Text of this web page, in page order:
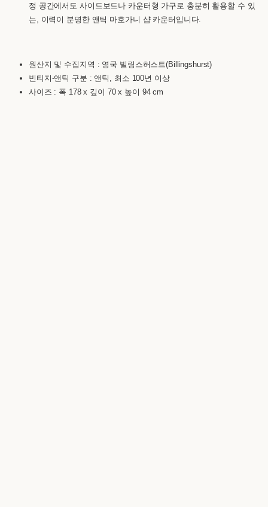
정 공간에서도 사이드보드나 카운터형 가구로 충분히 활용할 수 있
는, 이력이 분명한 앤틱 마호가니 샵 카운터입니다.
원산지 및 수집지역 : 영국 빌링스허스트(Billingshurst)
빈티지-앤틱 구분 : 앤틱, 최소 100년 이상
사이즈 : 폭 178 x 깊이 70 x 높이 94 cm